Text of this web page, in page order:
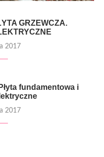
GRZEWCZA.
2017
fundamentowa i
2017